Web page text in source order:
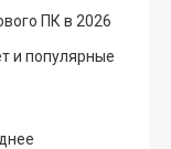
ПК в 2026
и популярные